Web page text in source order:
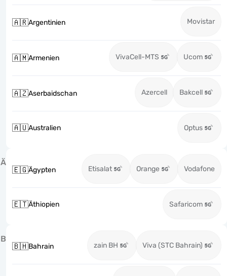
🇦🇷Argentinien Movistar
🇦🇲Armenien VivaCell-MTS Ucom
🇦🇿Aserbaidschan Azercell Bakcell
🇦🇺Australien Optus
Ä
🇪🇬Ägypten Etisalat Orange Vodafone
🇪🇹Äthiopien Safaricom
B
🇧🇭Bahrain zain BH Viva (STC Bahrain)